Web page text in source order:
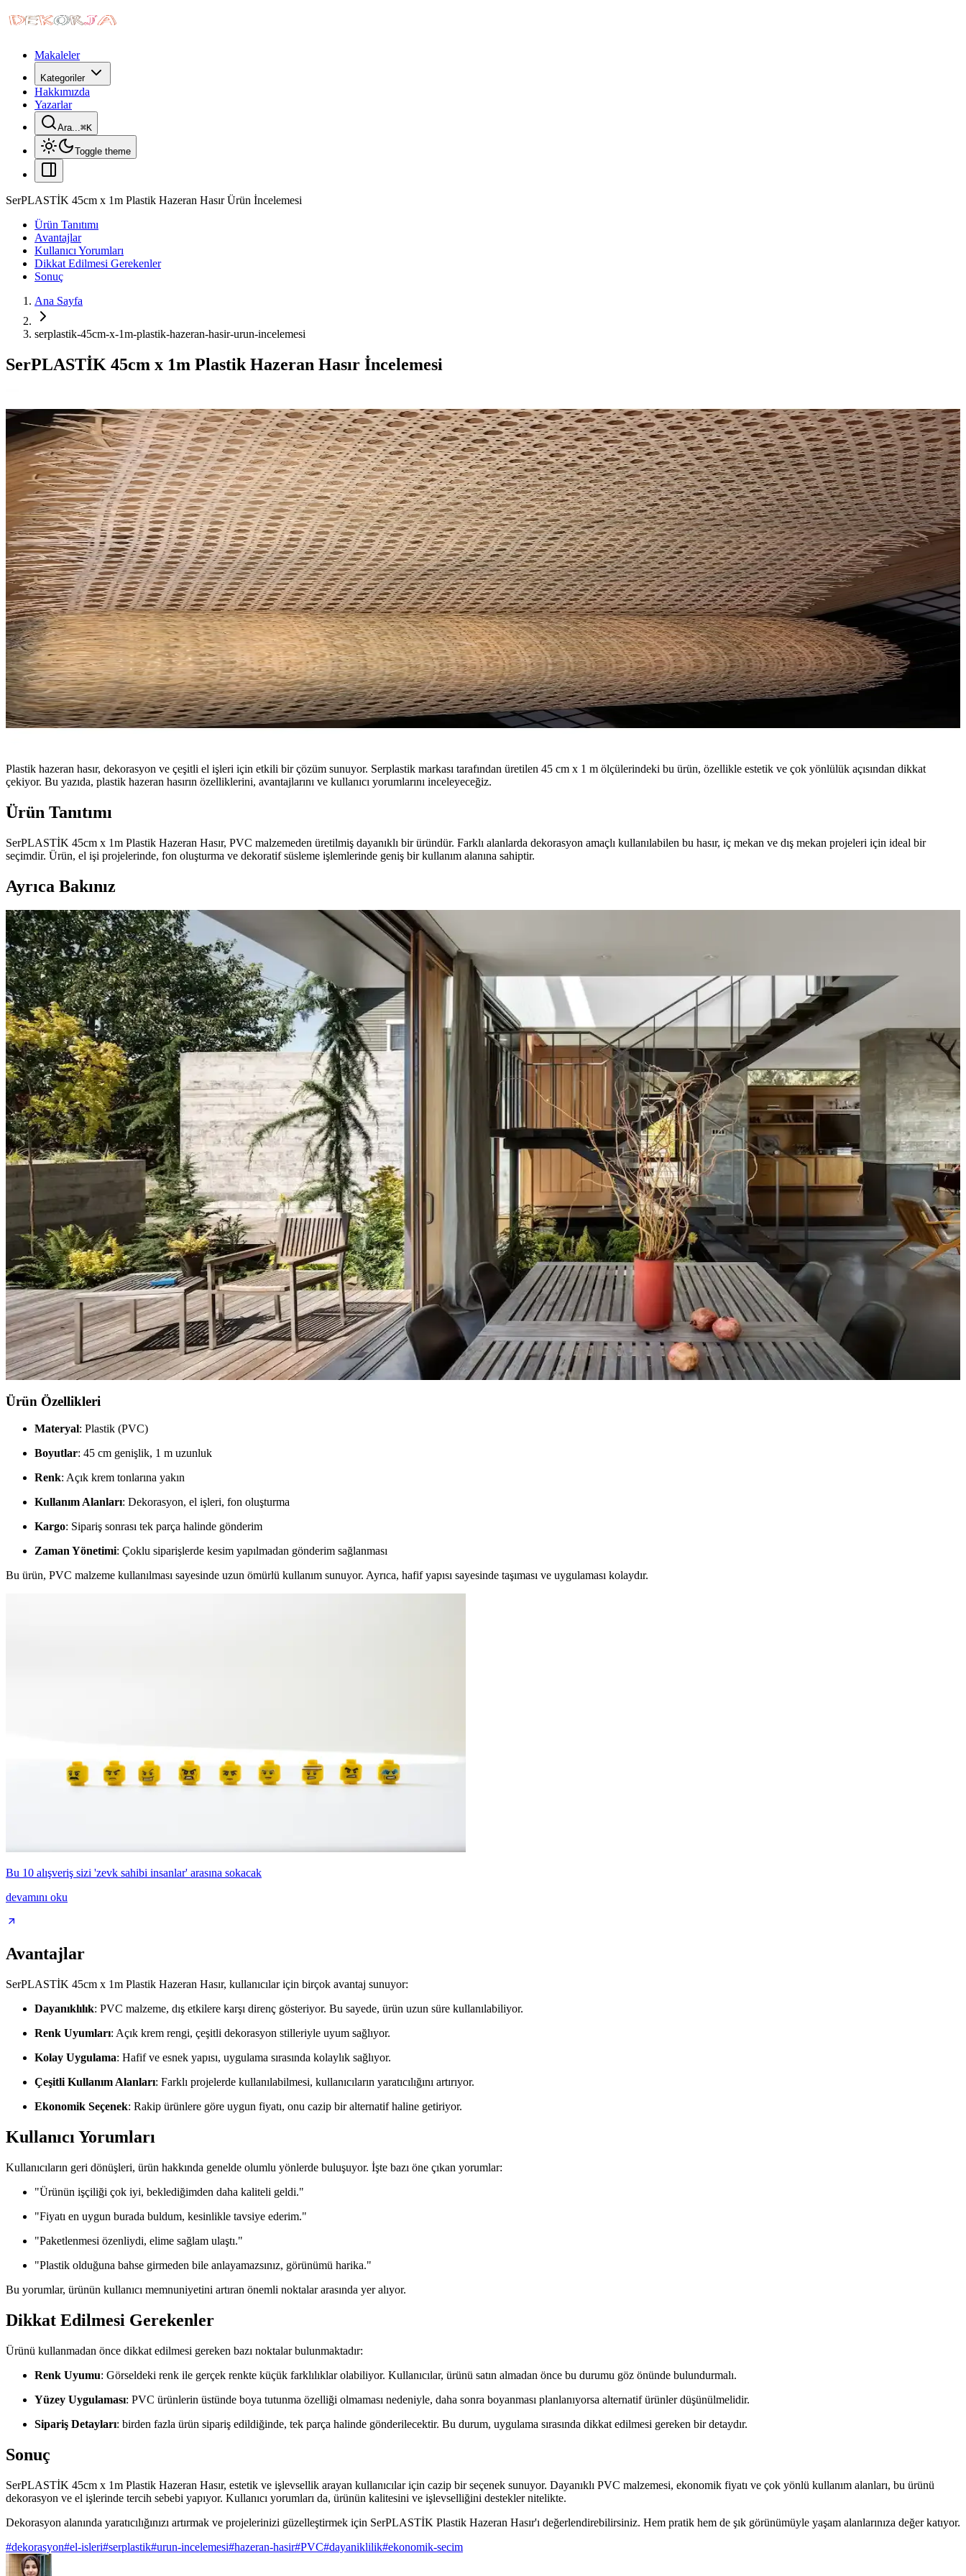
Makaleler
Kategoriler
Hakkımızda
Yazarlar
Ara...⌘K
Toggle theme
SerPLASTİK 45cm x 1m Plastik Hazeran Hasır Ürün İncelemesi
Ürün Tanıtımı
Avantajlar
Kullanıcı Yorumları
Dikkat Edilmesi Gerekenler
Sonuç
Ana Sayfa
serplastik-45cm-x-1m-plastik-hazeran-hasir-urun-incelemesi
SerPLASTİK 45cm x 1m Plastik Hazeran Hasır İncelemesi
Plastik hazeran hasır, dekorasyon ve çeşitli el işleri için etkili bir çözüm sunuyor. Serplastik markası tarafından üretilen 45 cm x 1 m ölçülerindeki bu ürün, özellikle estetik ve çok yönlülük açısından dikkat
çekiyor. Bu yazıda, plastik hazeran hasırın özelliklerini, avantajlarını ve kullanıcı yorumlarını inceleyeceğiz.
Ürün Tanıtımı
SerPLASTİK 45cm x 1m Plastik Hazeran Hasır, PVC malzemeden üretilmiş dayanıklı bir üründür. Farklı alanlarda dekorasyon amaçlı kullanılabilen bu hasır, iç mekan ve dış mekan projeleri için ideal bir
seçimdir. Ürün, el işi projelerinde, fon oluşturma ve dekoratif süsleme işlemlerinde geniş bir kullanım alanına sahiptir.
Ayrıca Bakınız
Koltuk ve Aksesuar Sandalyelerde Renk Uyumu ve Dekorasyonda Görsel Denge Sağlama Yöntemleri
Koltuk ve aksesuar sandalyelerde renk uyumsuzluğu görsel rekabete yol açabilir. Halı, perde, yastık ve mobilya yerleşimi ile renkler dengelenerek mekanın estetik bütünlüğü sağlanır.
Duvar Rengiyle Uyumlu Perde Seçimi: Yeşil, Turuncu ve Kahverenginin Mekâna Etkisi
Duvar rengine uyumlu perde seçimi, mekânın atmosferini belirler. Yeşil tonlar doğal sakinlik sunarken, turuncu ve kahverengi sıcaklık katar. Kalın keten ve karartma perdeler ışık kontrolünde avantaj sağlar.
Yatak Odası Duvar Rengi Seçiminde Işık ve Tonların Önemi ve Etkileri
Yatak odası duvar renginin seçimi, ışık koşulları, zemin ve pencere yerleşimi gibi faktörlerle uyumlu olmalıdır. Sıcak-soğuk kahverengi ve yeşil tonları farklı atmosferler yaratır. Renk örnekleri farklı ışık
koşullarında test edilmelidir.
Kahvaltı Köşeleri İçin Sandalye Seçenekleri ve Dekorasyon İpuçları
Kahvaltı köşelerinde ahşap ve sentetik deri sandalyeler, dayanıklılık ve temizlik kolaylığı sunar. Minder ve özel tasarım halılarla konfor ve estetik dengelenir, mekanın atmosferi güçlenir.
Perde Rengine Uyumlu Nevresim Seçimi: Renk ve Desenlerle Dekorasyonda Denge Sağlama
Perde ve nevresim uyumu, krem ve magnolia tonlarındaki odalarda mekanın estetiğini artırır. Kırmızı, kahverengi ve turuncu tonlarıyla uyumlu renk ve desen önerileri sunulmaktadır.
Ev Dekorasyonunda Denge ve Fonksiyonellik: Renk Uyumu, Mobilya Yerleşimi ve Estetik İncelemesi
Reddit tartışması üzerinden ev dekorasyonunda renk uyumu, mobilya yerleşimi ve aksesuar dengesi gibi unsurların yaşam alanlarının estetik ve fonksiyonelliğini nasıl etkilediği inceleniyor.
Hermes Dekor Ürünleri İncelemesi: Ella'dan Alışveriş ve Ürün Kalitesi Değerlendirmesi
Ella satıcısından alınan Hermes dekor ürünleri, yüksek deri kalitesi ve detaylı işçiliğiyle öne çıkıyor. Ürünlerin boyutları beklentileri aşarken, fiyat ve orijinallik tartışmaları da dikkat çekiyor.
Veranda Dekorasyonunda Bitki Seçimi, Aydınlatma ve Mobilya Düzenlemeleriyle Estetik İyileştirme Yöntemleri
Veranda dekorasyonunda bitkiler, halılar, aydınlatma ve mobilyaların uyumlu kullanımı mekânı daha davetkâr ve fonksiyonel kılar. Doğru seçimler verandanın atmosferini ve dış görünümünü güçlendirir.
Ürün Özellikleri
Materyal: Plastik (PVC)
Boyutlar: 45 cm genişlik, 1 m uzunluk
Renk: Açık krem tonlarına yakın
Kullanım Alanları: Dekorasyon, el işleri, fon oluşturma
Kargo: Sipariş sonrası tek parça halinde gönderim
Zaman Yönetimi: Çoklu siparişlerde kesim yapılmadan gönderim sağlanması
Bu ürün, PVC malzeme kullanılması sayesinde uzun ömürlü kullanım sunuyor. Ayrıca, hafif yapısı sayesinde taşıması ve uygulaması kolaydır.
Bu 10 alışveriş sizi 'zevk sahibi insanlar' arasına sokacak
devamını oku
Avantajlar
SerPLASTİK 45cm x 1m Plastik Hazeran Hasır, kullanıcılar için birçok avantaj sunuyor:
Dayanıklılık: PVC malzeme, dış etkilere karşı direnç gösteriyor. Bu sayede, ürün uzun süre kullanılabiliyor.
Renk Uyumları: Açık krem rengi, çeşitli dekorasyon stilleriyle uyum sağlıyor.
Kolay Uygulama: Hafif ve esnek yapısı, uygulama sırasında kolaylık sağlıyor.
Çeşitli Kullanım Alanları: Farklı projelerde kullanılabilmesi, kullanıcıların yaratıcılığını artırıyor.
Ekonomik Seçenek: Rakip ürünlere göre uygun fiyatı, onu cazip bir alternatif haline getiriyor.
Kullanıcı Yorumları
Kullanıcıların geri dönüşleri, ürün hakkında genelde olumlu yönlerde buluşuyor. İşte bazı öne çıkan yorumlar:
"Ürünün işçiliği çok iyi, beklediğimden daha kaliteli geldi."
"Fiyatı en uygun burada buldum, kesinlikle tavsiye ederim."
"Paketlenmesi özenliydi, elime sağlam ulaştı."
"Plastik olduğuna bahse girmeden bile anlayamazsınız, görünümü harika."
Bu yorumlar, ürünün kullanıcı memnuniyetini artıran önemli noktalar arasında yer alıyor.
Dikkat Edilmesi Gerekenler
Ürünü kullanmadan önce dikkat edilmesi gereken bazı noktalar bulunmaktadır:
Renk Uyumu: Görseldeki renk ile gerçek renkte küçük farklılıklar olabiliyor. Kullanıcılar, ürünü satın almadan önce bu durumu göz önünde bulundurmalı.
Yüzey Uygulaması: PVC ürünlerin üstünde boya tutunma özelliği olmaması nedeniyle, daha sonra boyanması planlanıyorsa alternatif ürünler düşünülmelidir.
Sipariş Detayları: birden fazla ürün sipariş edildiğinde, tek parça halinde gönderilecektir. Bu durum, uygulama sırasında dikkat edilmesi gereken bir detaydır.
Sonuç
SerPLASTİK 45cm x 1m Plastik Hazeran Hasır, estetik ve işlevsellik arayan kullanıcılar için cazip bir seçenek sunuyor. Dayanıklı PVC malzemesi, ekonomik fiyatı ve çok yönlü kullanım alanları, bu ürünü
dekorasyon ve el işlerinde tercih sebebi yapıyor. Kullanıcı yorumları da, ürünün kalitesini ve işlevselliğini destekler nitelikte.
Dekorasyon alanında yaratıcılığınızı artırmak ve projelerinizi güzelleştirmek için SerPLASTİK Plastik Hazeran Hasır'ı değerlendirebilirsiniz. Hem pratik hem de şık görünümüyle yaşam alanlarınıza değer katıyor.
#dekorasyon#el-isleri#serplastik#urun-incelemesi#hazeran-hasir#PVC#dayaniklilik#ekonomik-secim